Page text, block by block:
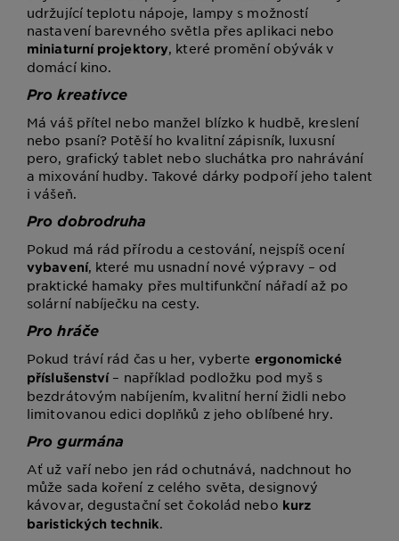
udržující teplotu nápoje, lampy s možností
nastavení barevného světla přes aplikaci nebo
miniaturní projektory, které promění obývák v
domácí kino.
Pro kreativce
Má váš přítel nebo manžel blízko k hudbě, kreslení
nebo psaní? Potěší ho kvalitní zápisník, luxusní
pero, grafický tablet nebo sluchátka pro nahrávání
a mixování hudby. Takové dárky podpoří jeho talent
i vášeň.
Pro dobrodruha
Pokud má rád přírodu a cestování, nejspíš ocení
vybavení, které mu usnadní nové výpravy – od
praktické hamaky přes multifunkční nářadí až po
solární nabíječku na cesty.
Pro hráče
Pokud tráví rád čas u her, vyberte ergonomické
příslušenství– například podložku pod myš s
bezdrátovým nabíjením, kvalitní herní židli nebo
limitovanou edici doplňků z jeho oblíbené hry.
Pro gurmána
Ať už vaří nebo jen rád ochutnává, nadchnout ho
může sada koření z celého světa, designový
kávovar, degustační set čokolád nebo kurz
baristických technik.